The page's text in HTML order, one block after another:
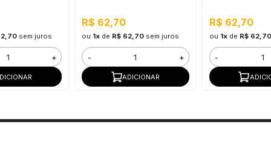
sem juros
+
R$ 62,70
ou 1x de R$ 62,70 sem juros
- +
ADICIONAR
R$ 62,70
ou 1xde R$ 62,70
-